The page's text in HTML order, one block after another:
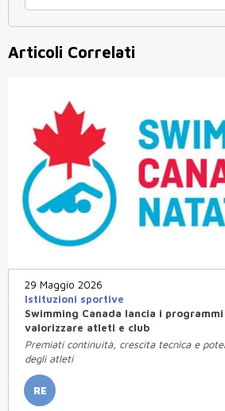
Articoli Correlati
29 Maggio 2026
Istituzioni sportive
Swimming Canada lancia i programmi
valorizzare atleti e club
Premiati continuità, crescita tecnica e
degli atleti
RE